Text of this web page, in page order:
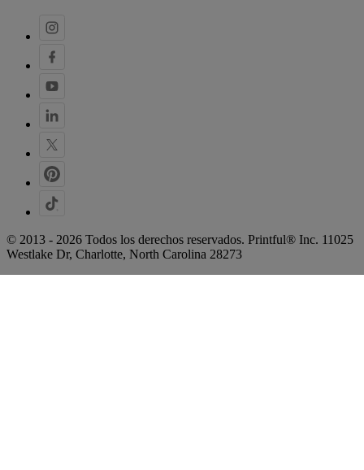
© 2013 - 2026 Todos los derechos reservados. Printful® Inc. 11025
Westlake Dr, Charlotte, North Carolina 28273